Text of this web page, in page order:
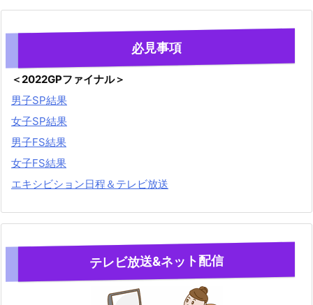
必見事項
＜2022GPファイナル＞
男子SP結果
女子SP結果
男子FS結果
女子FS結果
エキシビション日程＆テレビ放送
テレビ放送&ネット配信